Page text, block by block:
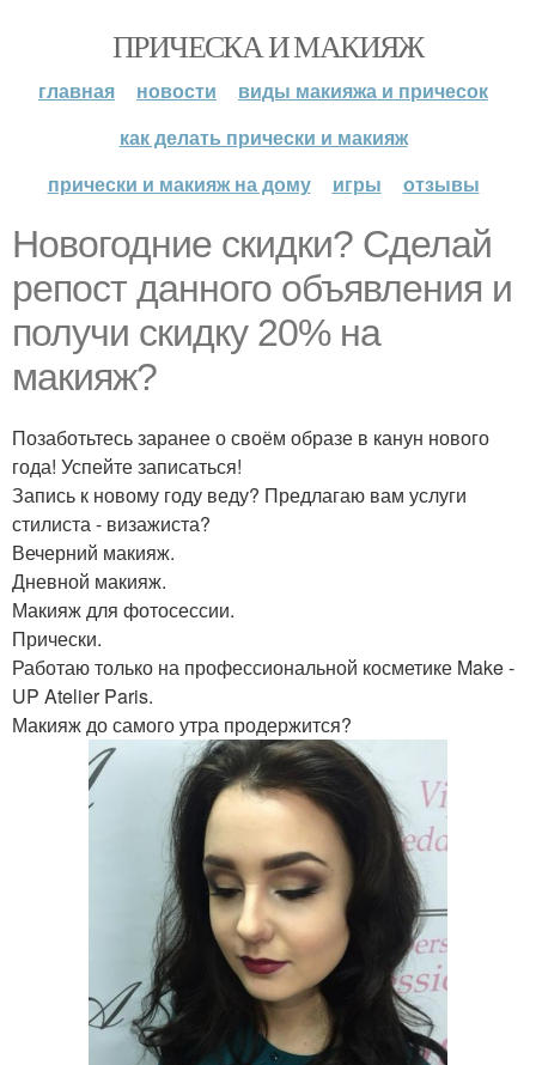
ПРИЧЕСКА И МАКИЯЖ
главная новости
виды макияжа и причесок
как делать прически и макияж
прически и макияж на дому
игры отзывы
Новогодние скидки? Сделай
репост данного объявления и
получи скидку 20% на
макияж?
Позаботьтесь заранее о своём образе в канун нового
года! Успейте записаться!
Запись к новому году веду? Предлагаю вам услуги
стилиста - визажиста?
Вечерний макияж.
Дневной макияж.
Макияж для фотосессии.
Прически.
Работаю только на профессиональной косметике Make -
UP Atelier Paris.
Макияж до самого утра продержится?